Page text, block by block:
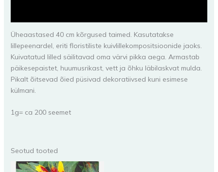
Üheaastased 40 cm kõrgused taimed. Kasutatakse
lillepeenardel, eriti floristiliste kuivlillekompositsioonide jaoks.
Kuivatatud lilled säilitavad oma värvi pikka aega. Armastab
päikesepaistet, huumusrikast, vett ja õhku läbilaskvat mulda.
Pikalt õitsevad õied püsivad dekoratiivsed kuni esimese
külmani.
1g= ca 200 seemet
Seotud tooted